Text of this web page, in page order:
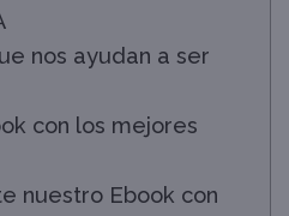
nos ayudan a ser
con los mejores
nuestro Ebook con